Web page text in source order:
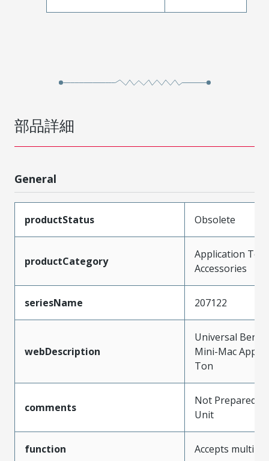
部品詳細
General
productStatus Obsolete
productCategory
Application
Accessories
seriesName 207122
webDescription
Universal
Mini-Mac
Ton
comments
Not Prepared
Unit
function Accepts